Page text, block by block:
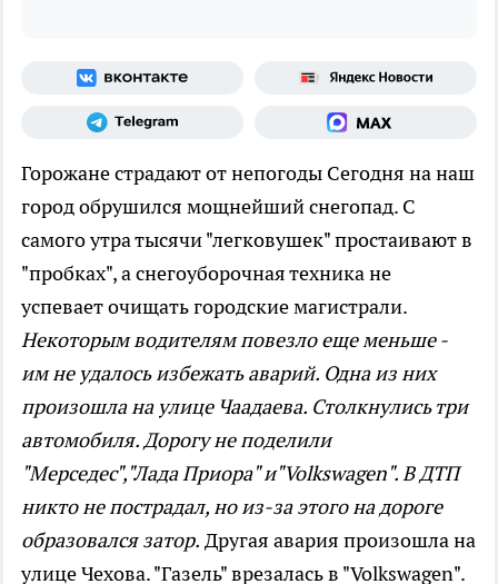
Горожане страдают от непогоды Сегодня на наш
город обрушился мощнейший снегопад. С
самого утра тысячи "легковушек" простаивают в
"пробках", а снегоуборочная техника не
успевает очищать городские магистрали.
Некоторым водителям повезло еще меньше -
им не удалось избежать аварий. Одна из них
произошла на улице Чаадаева. Столкнулись три
автомобиля. Дорогу не поделили
"Мерседес","Лада Приора" и"Volkswagen". В ДТП
никто не пострадал, но из-за этого на дороге
образовался затор. Другая авария произошла на
улице Чехова. "Газель" врезалась в "Volkswagen".